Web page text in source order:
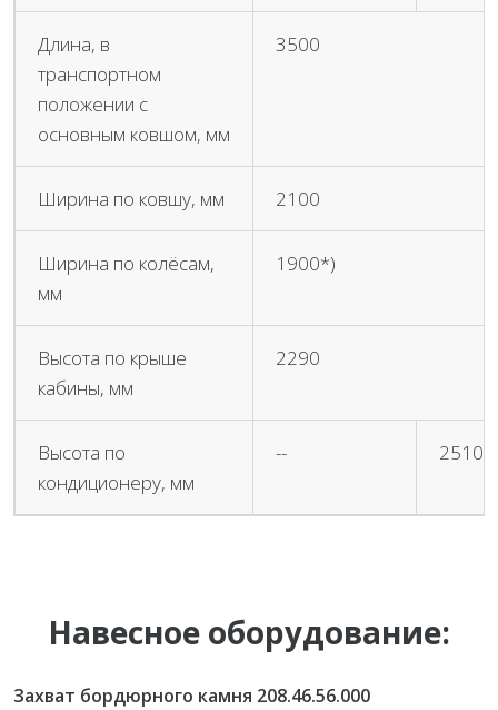
Длина, в
транспортном
положении с
основным ковшом, мм
3500
Ширина по ковшу, мм 2100
Ширина по колёсам,
мм
1900*)
Высота по крыше
кабины, мм
2290
Высота по
кондиционеру, мм
-- 2510
Навесное оборудование:
Захват бордюрного камня 208.46.56.000